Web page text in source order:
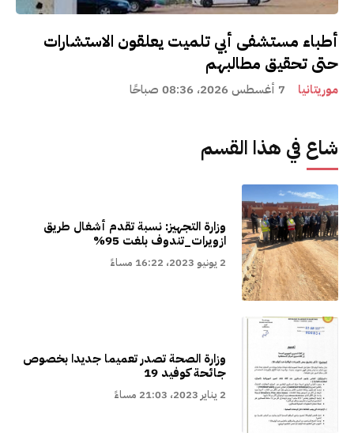
أطباء مستشفى أبي تلميت يعلقون الاستشارات
حتى تحقيق مطالبهم
موريتانيا 7 أغسطس 2026، 08:36 صباحًا
شاع في هذا القسم
وزارة التجهيز: نسبة تقدم أشغال طريق
ازويرات_تندوف بلغت 95%
2 يونيو 2023، 16:22 مساءً
وزارة الصحة تصدر تعميما جديدا بخصوص
جائحة كوفيد 19
2 يناير 2023، 21:03 مساءً